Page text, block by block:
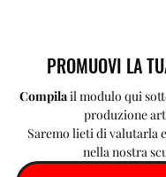
PROMUOVI LA
Compila il modulo qui
produzione
Saremo lieti di valutarla
nella nostra